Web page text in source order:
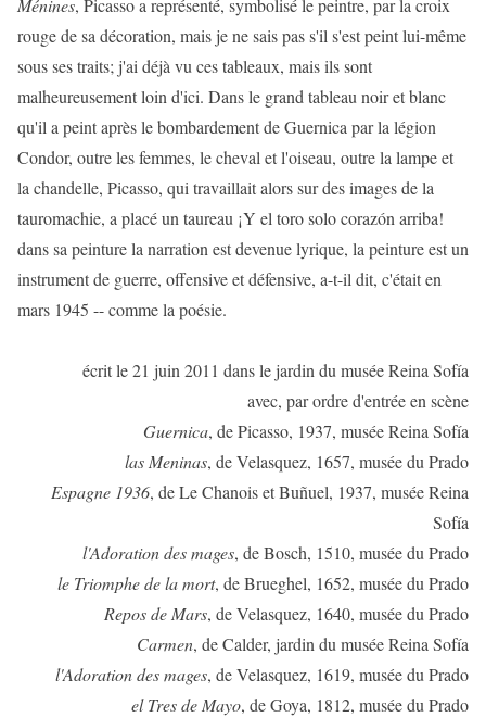
Ménines, Picasso a représenté, symbolisé le peintre, par la croix
rouge de sa décoration, mais je ne sais pas s'il s'est peint lui-même
sous ses traits; j'ai déjà vu ces tableaux, mais ils sont
malheureusement loin d'ici. Dans le grand tableau noir et blanc
qu'il a peint après le bombardement de Guernica par la légion
Condor, outre les femmes, le cheval et l'oiseau, outre la lampe et
la chandelle, Picasso, qui travaillait alors sur des images de la
tauromachie, a placé un taureau ¡Y el toro solo corazón arriba!
dans sa peinture la narration est devenue lyrique, la peinture est un
instrument de guerre, offensive et défensive, a-t-il dit, c'était en
mars 1945 -- comme la poésie.
écrit le 21 juin 2011 dans le jardin du musée Reina Sofía
avec, par ordre d'entrée en scène
Guernica, de Picasso, 1937, musée Reina Sofía
las Meninas, de Velasquez, 1657, musée du Prado
Espagne 1936, de Le Chanois et Buñuel, 1937, musée Reina
Sofía
l'Adoration des mages, de Bosch, 1510, musée du Prado
le Triomphe de la mort, de Brueghel, 1652, musée du Prado
Repos de Mars, de Velasquez, 1640, musée du Prado
Carmen, de Calder, jardin du musée Reina Sofía
l'Adoration des mages, de Velasquez, 1619, musée du Prado
el Tres de Mayo, de Goya, 1812, musée du Prado